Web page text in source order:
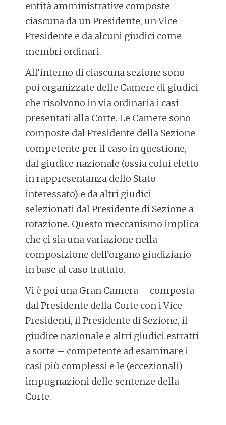
entità amministrative composte
ciascuna da un Presidente, un Vice
Presidente e da alcuni giudici come
membri ordinari.
All’interno di ciascuna sezione sono
poi organizzate delle Camere di giudici
che risolvono in via ordinaria i casi
presentati alla Corte. Le Camere sono
composte dal Presidente della Sezione
competente per il caso in questione,
dal giudice nazionale (ossia colui eletto
in rappresentanza dello Stato
interessato) e da altri giudici
selezionati dal Presidente di Sezione a
rotazione. Questo meccanismo implica
che ci sia una variazione nella
composizione dell’organo giudiziario
in base al caso trattato.
Vi è poi una Gran Camera – composta
dal Presidente della Corte con i Vice
Presidenti, il Presidente di Sezione, il
giudice nazionale e altri giudici estratti
a sorte – competente ad esaminare i
casi più complessi e le (eccezionali)
impugnazioni delle sentenze della
Corte.